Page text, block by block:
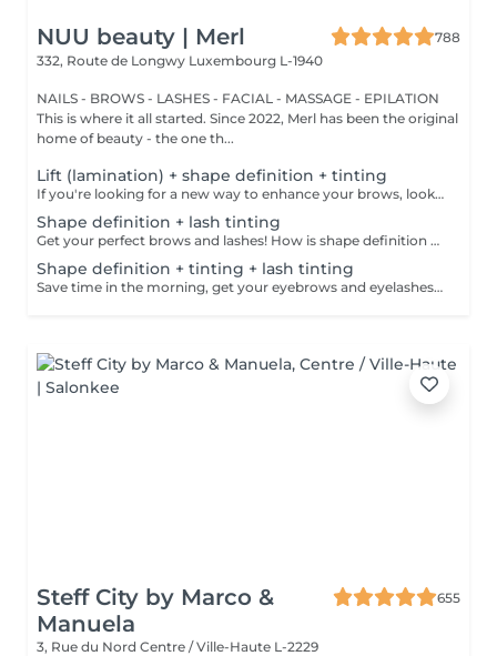
NUU beauty | Merl
788
332, Route de Longwy Luxembourg L-1940
NAILS - BROWS - LASHES - FACIAL - MASSAGE - EPILATION
This is where it all started. Since 2022, Merl has been the original
home of beauty - the one th...
Lift (lamination) + shape definition + tinting
If you're looking for a new way to enhance your brows, look no further than brow lift! The specialist covers the hairs with special compositions for long-term styling and fixation. Eyebrow lamination is accompanied by coloring. As a result, the eyebrows become bright, neat and well-groomed, and the desired shape remains unchanged for a long time. How is the brow lift done? - consultation is performed - brows are washed - brow style is applied - brow set is applied - excess hair is removed with tweezers - tinting is performed - products are removed - brows are styled Age restrictions: recommended to do from 16 years. Post procedure recommendations: do not wash brows, do not go to sauna, do not put on makeup for 24 hours. Frequency: once in 6-8 weeks.
Shape definition + lash tinting
Get your perfect brows and lashes! How is shape definition + lash tinting done? - consultation is performed - brows are washed - excess hair is removed with wax - excess hair is removed with tweezers - brows are styled - lashes are washed - patches are applied - tinting is performed - patches are removed Age restrictions: recommended to do from 12 years. Post procedure recommendations: do not put makeup on the skin near the brows 4 hours after the procedure. Frequency: once in 3-4 weeks.
Shape definition + tinting + lash tinting
Save time in the morning, get your eyebrows and eyelashes done! How is the shape definition + tinting + lash tinting done? - consultation is performed - brows are washed - excess hair is removed with wax - excess hair is removed with tweezers - tinting is performed - excess paint is removed - lashes are washed - patches are applied - tinting is performed - patches are removed Age restrictions: recommended age from 14 years. Post procedure recommendations: do not wash brows and lashes, do not put on makeup for 12 hours. Frequency: once in 3-4 weeks.
Steff City by Marco &
Manuela
655
3, Rue du Nord Centre / Ville-Haute L-2229